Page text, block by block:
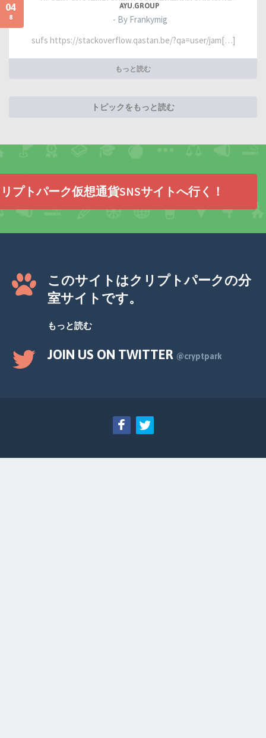
04
8
AYU.GROUP
- By Frankymig
sufs https://stackoverflow.qastan.be/?qa=user/jam[…]
もっと読む
トピックをもっと読む
プトパーク仮想通貨SNSサイトへ行く！
このサイトはクリプトパークの分
室サイトです。
もっと読む
JOIN US ON TWITTER @cryptpark